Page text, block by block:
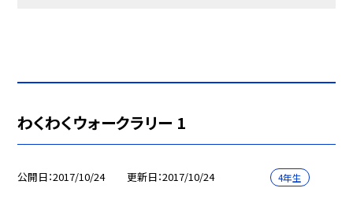
わくわくウォークラリー 1
公開日 2017/10/24 更新日 2017/10/24 4年生